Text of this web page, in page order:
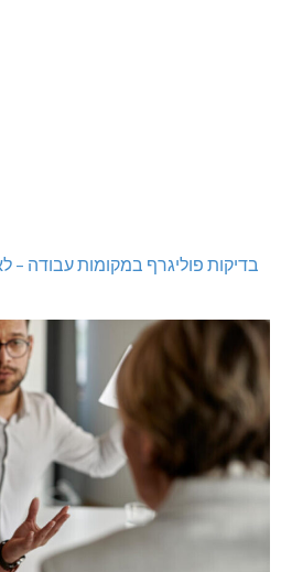
בדיקות פוליגרף במקומות עבודה –